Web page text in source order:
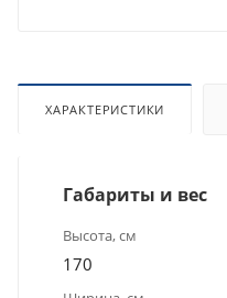
ХАРАКТЕРИСТИКИ
Габариты и вес
Высота, см
170